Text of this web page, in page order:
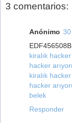
3 comentarios:
Anónimo
EDF456508B
kiralık hacker
hacker
kiralık hacker
hacker
belek
Responder